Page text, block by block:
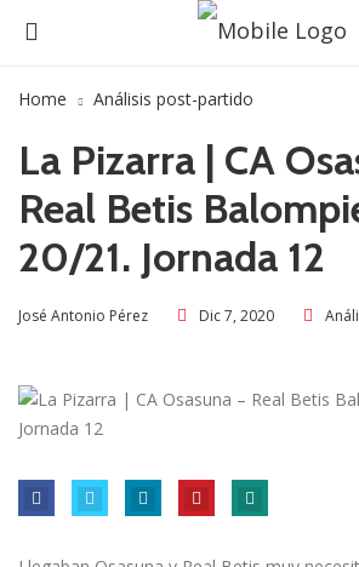
Home Análisis post-partido
La Pizarra | CA
Real Betis
20/21. Jornada 12
José Antonio Pérez Dic 7, 2020